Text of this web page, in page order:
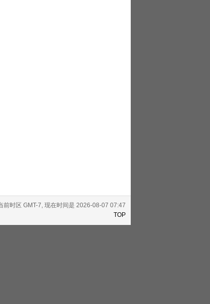
前时区 GMT-7, 现在时间是 2026-08-07 07:47
TOP